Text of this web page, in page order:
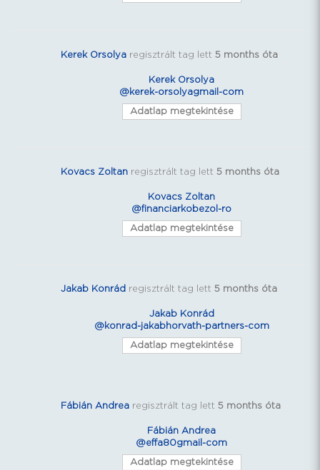
Kerek Orsolya regisztrált tag lett 5 months óta
Kerek Orsolya
@kerek-orsolyagmail-com
Adatlap megtekintése
Kovacs Zoltan regisztrált tag lett 5 months óta
Kovacs Zoltan
@financiarkobezol-ro
Adatlap megtekintése
Jakab Konrád regisztrált tag lett 5 months óta
Jakab Konrád
@konrad-jakabhorvath-partners-com
Adatlap megtekintése
Fábián Andrea regisztrált tag lett 5 months óta
Fábián Andrea
@effa80gmail-com
Adatlap megtekintése